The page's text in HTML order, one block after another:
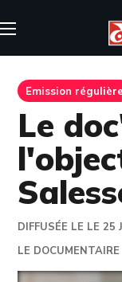
Emission régulière
Le
DIFFUSÉE LE LE 25
LE DOCUMENTAIRE